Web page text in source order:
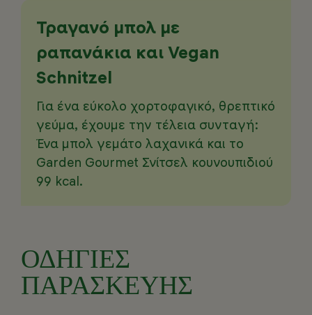
Τραγανό μπολ με
ραπανάκια και Vegan
Schnitzel
Για ένα εύκολο χορτοφαγικό, θρεπτικό
γεύμα, έχουμε την τέλεια συνταγή:
Ένα μπολ γεμάτο λαχανικά και το
Garden Gourmet Σνίτσελ κουνουπιδιού
99 kcal.
ΟΔΗΓΙΕΣ
ΠΑΡΑΣΚΕΥΗΣ